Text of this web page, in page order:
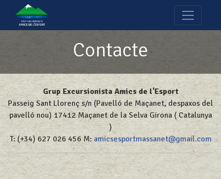
Contacte
Grup Excursionista Amics de l'Esport
Passeig Sant Llorenç s/n (Pavelló de Maçanet, despaxos del
pavelló nou) 17412 Maçanet de la Selva Girona ( Catalunya
)
T: (+34) 627 026 456 M: amicsesportmassanet@gmail.com